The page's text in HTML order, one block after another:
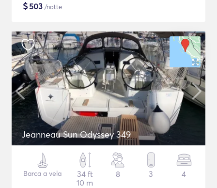
$503 /notte
Jeanneau Sun Odyssey 349
Barca a vela
34 ft
10 m
8 3 4